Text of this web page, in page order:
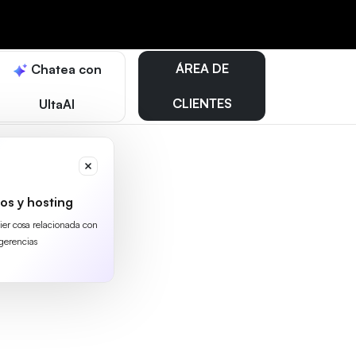
Chatea con
UltaAI
y hosting
cosa relacionada con
ÁREA DE
CLIENTES